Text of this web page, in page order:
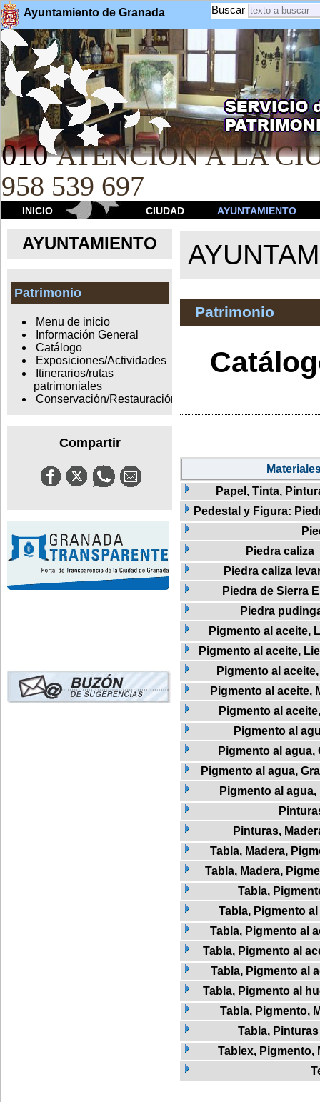
Ayuntamiento de Granada Buscar
010 ATENCION A LA
958 539 697
INICIO CIUDAD AYUNTAMIENTO
AYUNTAMIENTO
Patrimonio
Menu de inicio
Información General
Catálogo
Exposiciones/Actividades
Itinerarios/rutas
patrimoniales
Conservación/Restauración
Compartir
Patrimonio
Papel, Tinta,
Pedestal y Figura:
Piedra caliza
Piedra caliza
Piedra de Sierra
Piedra
Pigmento al aceite,
Pigmento al aceite,
Pigmento al
Pigmento al aceite,
Pigmento al
Pigmento al
Pigmento al agua,
Pigmento al agua,
Pigmento al agua,
Pinturas,
Tabla, Madera,
Tabla, Madera,
Tabla,
Tabla, Pigmento
Tabla, Pigmento al
Tabla, Pigmento al
Tabla, Pigmento al
Tabla, Pigmento al
Tabla, Pigmento,
Tabla, Pinturas
Tablex, Pigmento,